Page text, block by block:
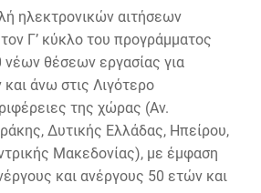
ηλεκτρονικών αιτήσεων
Γ’ κύκλο του προγράμματος
νέων θέσεων εργασίας για
άνω στις Λιγότερο
της χώρας (Αν.
Δυτικής Ελλάδας, Ηπείρου,
Μακεδονίας), με έμφαση
και ανέργους 50 ετών και